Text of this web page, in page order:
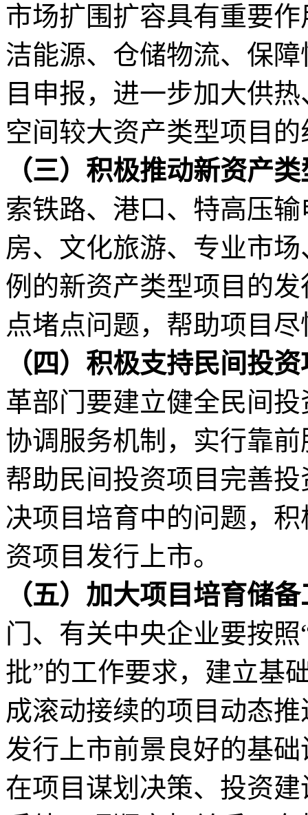
市场扩围扩容具有重要
洁能源、仓储物流、保
目申报，进一步加大供
空间较大资产类型项目
（三）积极推动新资产
索铁路、港口、特高压
房、文化旅游、专业市
例的新资产类型项目的
点堵点问题，帮助项目
（四）积极支持民间投
革部门要建立健全民间
协调服务机制，实行靠
帮助民间投资项目完善
决项目培育中的问题，
资项目发行上市。
（五）加大项目培育储
门、有关中央企业要按照
批”的工作要求，建立基
成滚动接续的项目动态
发行上市前景良好的基
在项目谋划决策、投资